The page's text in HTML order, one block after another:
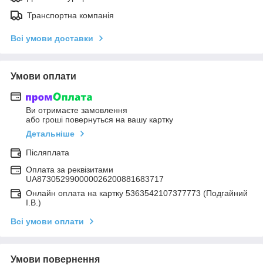
Транспортна компанія
Всі умови доставки
Умови оплати
Ви отримаєте замовлення
або гроші повернуться на вашу картку
Детальніше
Післяплата
Оплата за реквізитами
UA873052990000026200881683717
Онлайн оплата на картку 5363542107377773 (Подгайний
І.В.)
Всі умови оплати
Умови повернення